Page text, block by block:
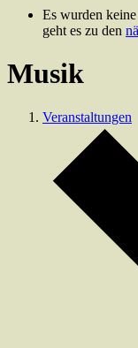
Es wurden
geht es zu den
Musik
Veranstaltungen